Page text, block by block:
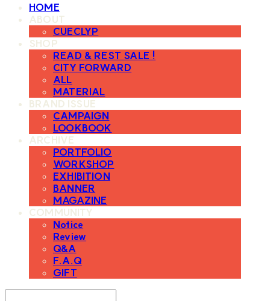
HOME
ABOUT
CUECLYP
SHOP
READ & REST SALE !
CITY FORWARD
ALL
MATERIAL
BRAND ISSUE
CAMPAIGN
LOOKBOOK
ARCHIVE
PORTFOLIO
WORKSHOP
EXHIBITION
BANNER
MAGAZINE
COMMUNITY
Notice
Review
Q&A
F.A.Q
GIFT